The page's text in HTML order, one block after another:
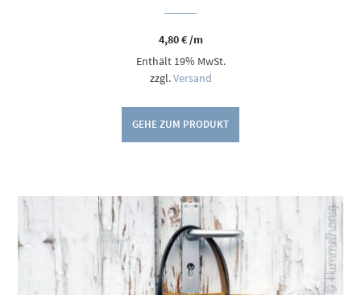
4,80€/m
Enthält 19% MwSt.
zzgl.Versand
GEHE ZUM PRODUKT